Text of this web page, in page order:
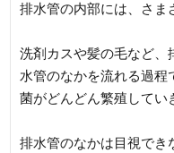
排水管の内部には、さま
洗剤カスや髪の毛など、
水管のなかを流れる過
菌がどんどん繁殖してい
排水管のなかは目視でき